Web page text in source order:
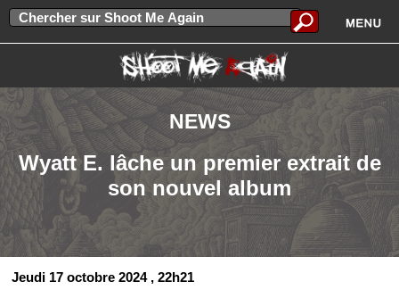
NEWS
Wyatt E. lâche un premier extrait de
son nouvel album
Jeudi 17 octobre 2024 , 22h21